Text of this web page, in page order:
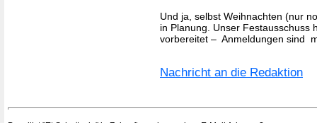
Und ja, selbst Weihnachten (nur
in Planung. Unser Festausschuss
vorbereitet – Anmeldungen sind
Nachricht an die Redaktion